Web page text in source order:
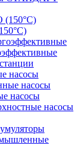
насосы
насосы
насосы
насосы